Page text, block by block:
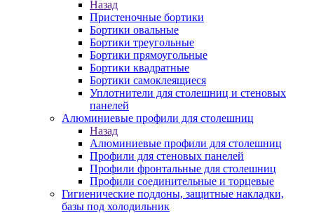
Назад
Пристеночные бортики
Бортики овальные
Бортики треугольные
Бортики прямоугольные
Бортики квадратные
Бортики самоклеящиеся
Уплотнители для столешниц и стеновых
панелей
Алюминиевые профили для столешниц
Назад
Алюминиевые профили для столешниц
Профили для стеновых панелей
Профили фронтальные для столешниц
Профили соединительные и торцевые
Гигиенические поддоны, защитные накладки,
базы под холодильник